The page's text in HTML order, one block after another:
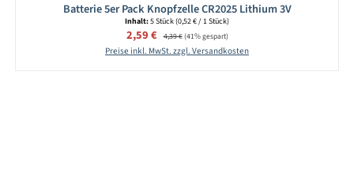
Batterie 5er Pack Knopfzelle CR2025 Lithium 3V
Inhalt:5 Stück(0,52 € / 1 Stück)
Verkaufspreis:
2,59 € Regulärer Preis:
4,39 €(41% gespart)
Preise inkl. MwSt. zzgl. Versandkosten